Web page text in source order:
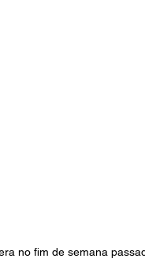
no fim de semana